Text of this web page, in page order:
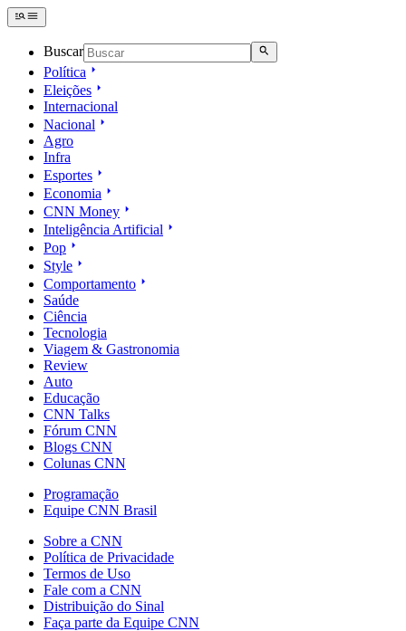
Buscar
Política
Eleições
Internacional
Nacional
Agro
Infra
Esportes
Economia
CNN Money
Inteligência Artificial
Pop
Style
Comportamento
Saúde
Ciência
Tecnologia
Viagem & Gastronomia
Review
Auto
Educação
CNN Talks
Fórum CNN
Blogs CNN
Colunas CNN
Programação
Equipe CNN Brasil
Sobre a CNN
Política de Privacidade
Termos de Uso
Fale com a CNN
Distribuição do Sinal
Faça parte da Equipe CNN